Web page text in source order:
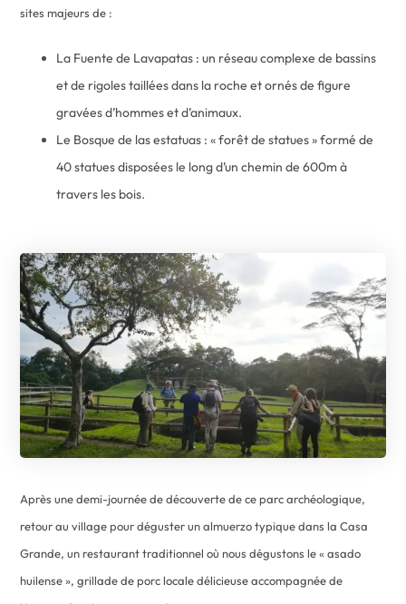
sites majeurs de :
La Fuente de Lavapatas : un réseau complexe de bassins
et de rigoles taillées dans la roche et ornés de figure
gravées d’hommes et d’animaux.
Le Bosque de las estatuas : « forêt de statues » formé de
40 statues disposées le long d’un chemin de 600m à
travers les bois.
Après une demi-journée de découverte de ce parc archéologique,
retour au village pour déguster un almuerzo typique dans la Casa
Grande, un restaurant traditionnel où nous dégustons le « asado
huilense », grillade de porc locale délicieuse accompagnée de